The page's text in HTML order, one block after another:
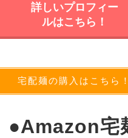
詳しいプロフィー
ルはこちら！
宅配麺の購入はこちら！
●Amazon宅